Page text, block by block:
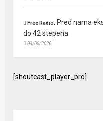
Free Radio: Pred nama
do 42 stepena
04/08/2026
[shoutcast_player_pro]